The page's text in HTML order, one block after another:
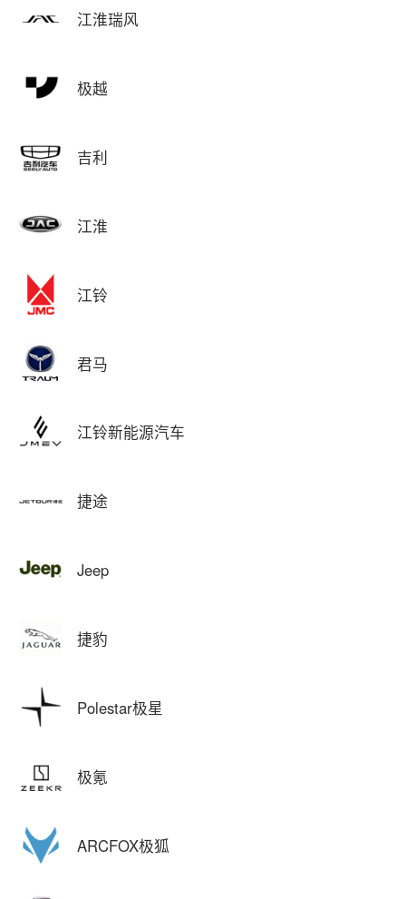
江淮瑞风
极越
吉利
江淮
江铃
君马
江铃新能源汽车
捷途
Jeep
捷豹
Polestar极星
极氪
ARCFOX极狐